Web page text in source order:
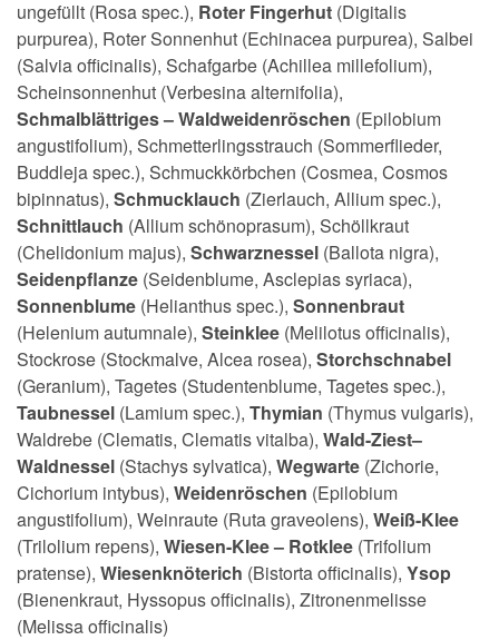
ungefüllt (Rosa spec.), Roter Fingerhut (Digitalis
purpurea), Roter Sonnenhut (Echinacea purpurea), Salbei
(Salvia officinalis), Schafgarbe (Achillea millefolium),
Scheinsonnenhut (Verbesina alternifolia),
Schmalblättriges – Waldweidenröschen (Epilobium
angustifolium), Schmetterlingsstrauch (Sommerflieder,
Buddleja spec.), Schmuckkörbchen (Cosmea, Cosmos
bipinnatus), Schmucklauch (Zierlauch, Allium spec.),
Schnittlauch (Allium schönoprasum), Schöllkraut
(Chelidonium majus), Schwarznessel (Ballota nigra),
Seidenpflanze (Seidenblume, Asclepias syriaca),
Sonnenblume (Helianthus spec.), Sonnenbraut
(Helenium autumnale), Steinklee (Melilotus officinalis),
Stockrose (Stockmalve, Alcea rosea), Storchschnabel
(Geranium), Tagetes (Studentenblume, Tagetes spec.),
Taubnessel (Lamium spec.), Thymian (Thymus vulgaris),
Waldrebe (Clematis, Clematis vitalba), Wald-Ziest–
Waldnessel (Stachys sylvatica), Wegwarte (Zichorie,
Cichorium intybus), Weidenröschen (Epilobium
angustifolium), Weinraute (Ruta graveolens), Weiß-Klee
(Trilolium repens), Wiesen-Klee – Rotklee (Trifolium
pratense), Wiesenknöterich (Bistorta officinalis), Ysop
(Bienenkraut, Hyssopus officinalis), Zitronenmelisse
(Melissa officinalis)